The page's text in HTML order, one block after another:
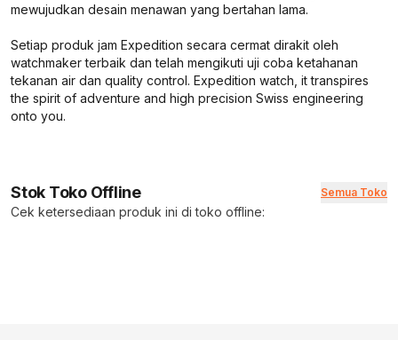
mewujudkan desain menawan yang bertahan lama.
Setiap produk jam Expedition secara cermat dirakit oleh
watchmaker terbaik dan telah mengikuti uji coba ketahanan
tekanan air dan quality control. Expedition watch, it transpires
the spirit of adventure and high precision Swiss engineering
onto you.
Stok Toko Offline Semua Toko
Cek ketersediaan produk ini di toko offline: